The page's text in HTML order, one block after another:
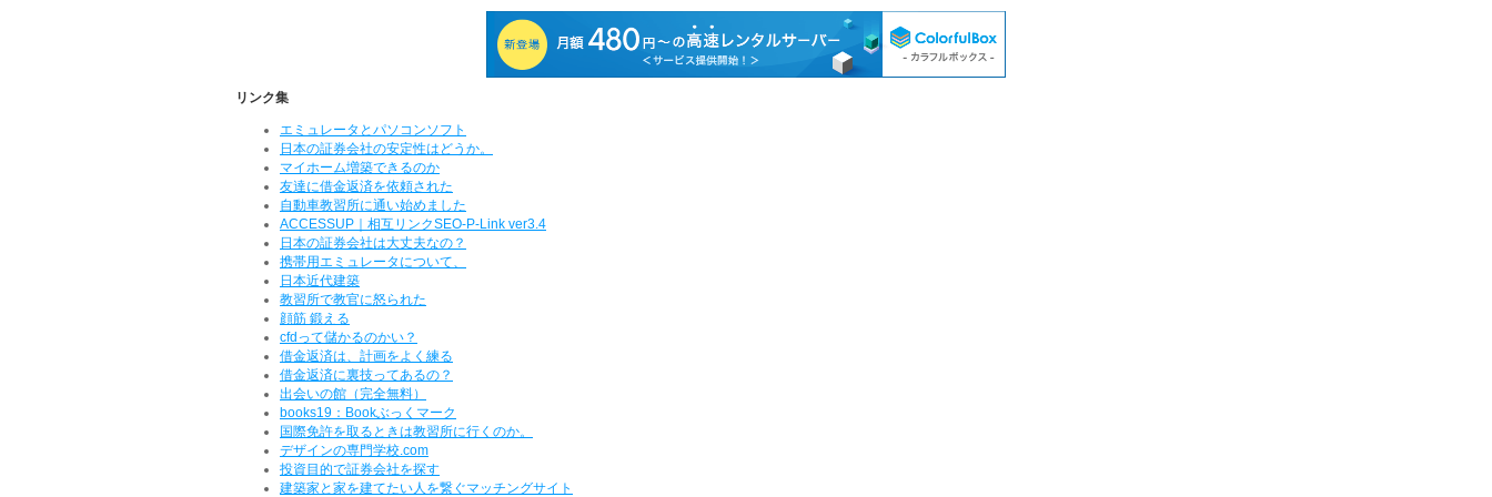
リンク集
エミュレータとパソコンソフト
日本の証券会社の安定性はどうか。
マイホーム増築できるのか
友達に借金返済を依頼された
自動車教習所に通い始めました
ACCESSUP｜相互リンクSEO-P-Link ver3.4
日本の証券会社は大丈夫なの？
携帯用エミュレータについて、
日本近代建築
教習所で教官に怒られた
顔筋 鍛える
cfdって儲かるのかい？
借金返済は、計画をよく練る
借金返済に裏技ってあるの？
出会いの館（完全無料）
books19：Bookぶっくマーク
国際免許を取るときは教習所に行くのか。
デザインの専門学校.com
投資目的で証券会社を探す
建築家と家を建てたい人を繋ぐマッチングサイト